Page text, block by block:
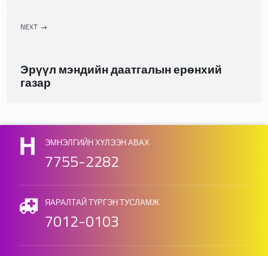
NEXT
Эрүүл мэндийн даатгалын ерөнхий
газар
ЭМНЭЛГИЙН ХҮЛЭЭН АВАХ
7755-2282
ЯАРАЛТАЙ ТҮРГЭН ТУСЛАМЖ
7012-0103